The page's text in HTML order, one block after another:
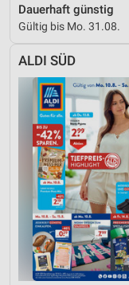
Dauerhaft günstig
Gültig bis Mo. 31.08.
ALDI SÜD